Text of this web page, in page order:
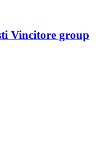
Vincitore group